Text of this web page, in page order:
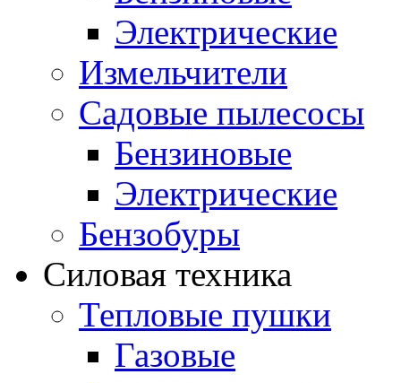
Электрические
Измельчители
Садовые пылесосы
Бензиновые
Электрические
Бензобуры
Силовая техника
Тепловые пушки
Газовые